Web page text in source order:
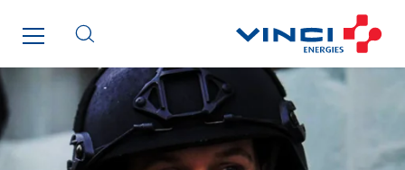
Getelec Martinique
Gétéo
Greenaffair
GT Iris
GT Morbihan